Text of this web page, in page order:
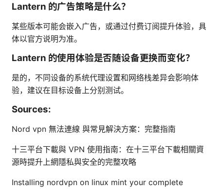
Lantern 的广告策略是什么？
某些版本可能会嵌入广告，或通过付费订阅提升体验，具
体以官方说明为准。
Lantern 的使用体验是否随设备更换而变化？
是的，不同设备的系统代理设置和网络栈差异会影响体
验，建议在目标设备上分别测试。
Sources:
Nord vpn 無法連線 與常見解決方案：完整指南
十三平台下載與 VPN 使用指南：在十三平台下載相關資
源時提升上網隱私與安全的完整攻略
Installing nordvpn on linux mint your complete